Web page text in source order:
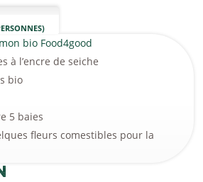
bio Food4good
à l’encre de seiche
bio
5 baies
fleurs comestibles pour la